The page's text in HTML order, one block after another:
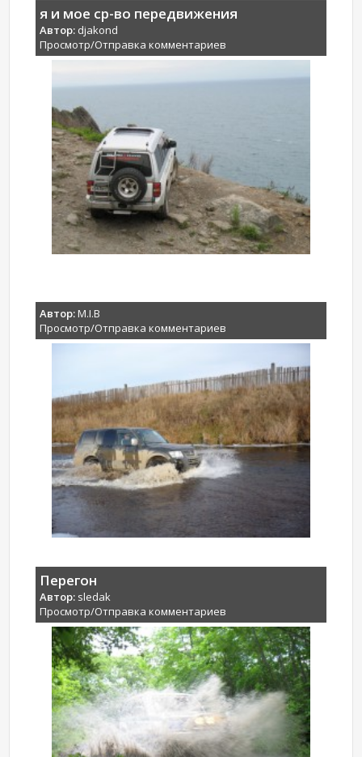
я и мое ср-во передвижения
Автор: djakond
Просмотр/Отправка комментариев
Автор:M.I.B
Просмотр/Отправка комментариев
Перегон
Автор: sledak
Просмотр/Отправка комментариев